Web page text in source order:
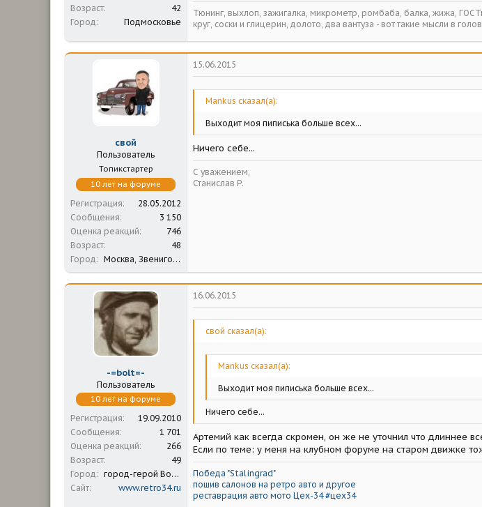
Возраст
42
Город
Подмосковье
Тюнинг, выхлоп, зажигалка, микрометр, ромбаба, балка, жижа,
круг, соски и глицерин, долото, два вантуза - вот такие мысли в
свой
Пользователь
Топикстартер
10 лет на форуме
Регистрация
28.05.2012
Сообщения
3 150
Оценка реакций
746
Возраст
48
Город
Москва, Звенигород
15.06.2015
Mankus сказал(а):
Выходит моя пиписька больше всех...
Ничего себе...
С уважением,
Станислав Р.
-=bolt=-
Пользователь
10 лет на форуме
Регистрация
19.09.2010
Сообщения
1 701
Оценка реакций
266
Возраст
49
Город
город-герой Волгоград
Сайт
www.retro34.ru
16.06.2015
свой сказал(а):
Mankus сказал(а):
Выходит моя пиписька больше всех...
Ничего себе...
Артемий как всегда скромен, он же не уточнил что длиннее
Если по теме: у меня на клубном форуме на старом движке
Победа "Stalingrad"
пошив салонов на ретро авто и другое
реставрация авто мото Цех-34 #цех34